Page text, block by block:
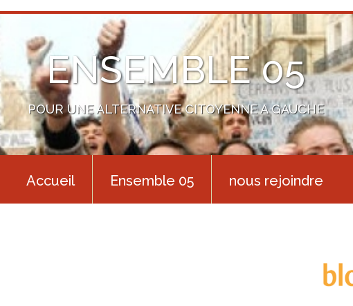
ENSEMBLE 05
POUR UNE ALTERNATIVE CITOYENNE A GAUCHE
Accueil Ensemble 05 nous rejoindre